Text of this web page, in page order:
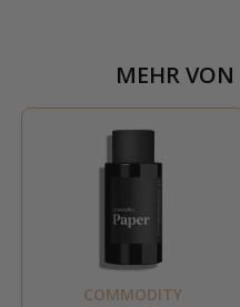
MEHR VON
COMMODITY